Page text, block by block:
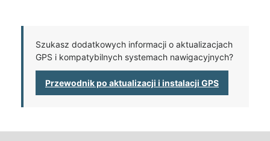
Szukasz dodatkowych informacji o aktualizacjach
GPS i kompatybilnych systemach nawigacyjnych?
Przewodnik po aktualizacji i instalacji GPS